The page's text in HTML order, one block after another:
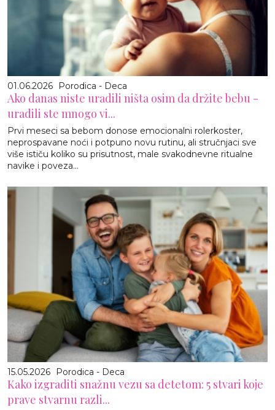
01.06.2026 Porodica - Deca
Ako danas niste uradili ništa osim da držite bebu -
uradili ste mnogo vi...
Prvi meseci sa bebom donose emocionalni rolerkoster,
neprospavane noći i potpuno novu rutinu, ali stručnjaci sve
više ističu koliko su prisutnost, male svakodnevne ritualne
navike i poveza...
15.05.2026 Porodica - Deca
Kako izgraditi snažnu vezu sa detetom: 5 stvari koje
prave stvarnu razli...